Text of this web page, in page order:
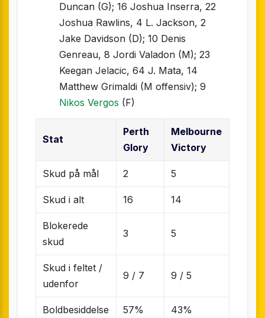
Duncan (G); 16 Joshua Inserra, 22
Joshua Rawlins, 4 L. Jackson, 2
Jake Davidson (D); 10 Denis
Genreau, 8 Jordi Valadon (M); 23
Keegan Jelacic, 64 J. Mata, 14
Matthew Grimaldi (M offensiv); 9
Nikos Vergos (F)
Stat
Perth
Glory
Melbourne
Victory
Skud på mål 2 5
Skud i alt 16 14
Blokerede
skud
3 5
Skud i feltet /
udenfor
9 / 7 9 / 5
Boldbesiddelse 57% 43%